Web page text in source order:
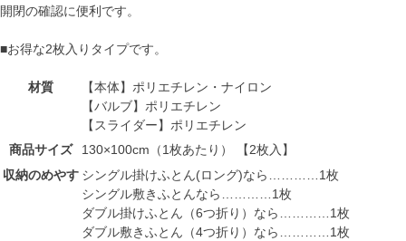
開閉の確認に便利です。
■お得な2枚入りタイプです。
材質
【本体】ポリエチレン・ナイロン
【バルブ】ポリエチレン
【スライダー】ポリエチレン
商品サイズ
130×100cm（1枚あたり） 【2枚入】
収納のめやす シングル掛けふとん(ロング)なら…………1枚
シングル敷きふとんなら…………1枚
ダブル掛けふとん（6つ折り）なら…………1枚
ダブル敷きふとん（4つ折り）なら…………1枚